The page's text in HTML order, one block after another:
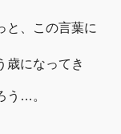
と、この言葉に
歳になってき
う…。